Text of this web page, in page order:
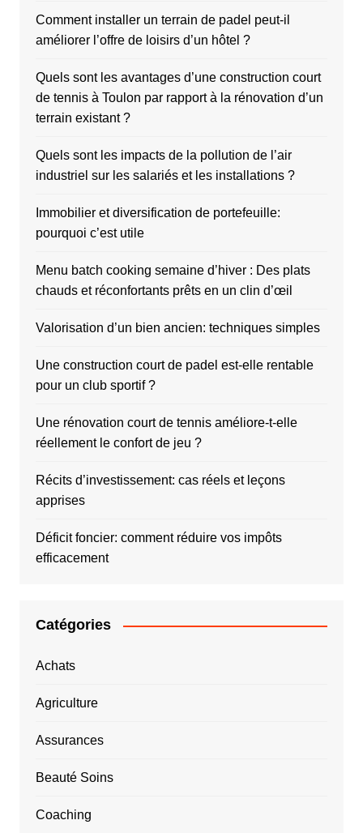
Comment installer un terrain de padel peut-il
améliorer l’offre de loisirs d’un hôtel ?
Quels sont les avantages d’une construction court
de tennis à Toulon par rapport à la rénovation d’un
terrain existant ?
Quels sont les impacts de la pollution de l’air
industriel sur les salariés et les installations ?
Immobilier et diversification de portefeuille:
pourquoi c’est utile
Menu batch cooking semaine d’hiver : Des plats
chauds et réconfortants prêts en un clin d’œil
Valorisation d’un bien ancien: techniques simples
Une construction court de padel est-elle rentable
pour un club sportif ?
Une rénovation court de tennis améliore-t-elle
réellement le confort de jeu ?
Récits d’investissement: cas réels et leçons
apprises
Déficit foncier: comment réduire vos impôts
efficacement
Catégories
Achats
Agriculture
Assurances
Beauté Soins
Coaching